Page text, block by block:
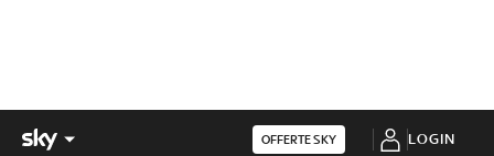
OFFERTE SKY LOGIN